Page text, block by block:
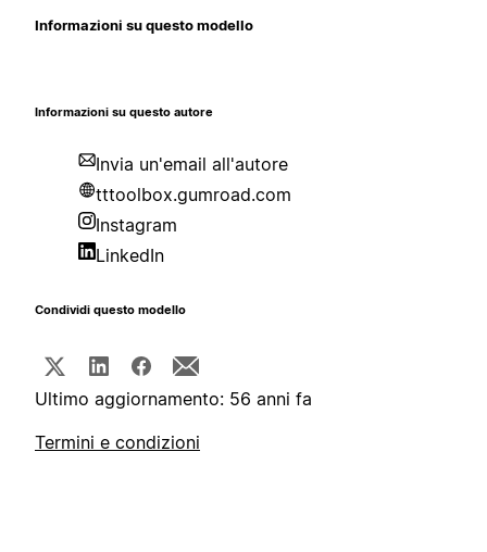
Informazioni su questo modello
Informazioni su questo autore
Invia un'email all'autore
tttoolbox.gumroad.com
Instagram
LinkedIn
Condividi questo modello
Ultimo aggiornamento: 56 anni fa
Termini e condizioni